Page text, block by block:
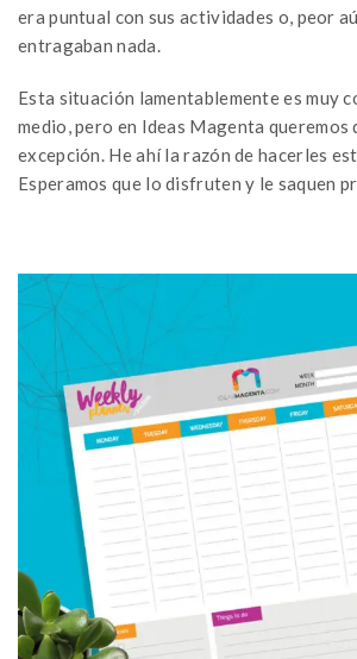
era puntual con sus actividades o, peor
entragaban nada.
Esta situación lamentablemente es muy
medio, pero en Ideas Magenta queremos
excepción. He ahí la razón de hacerles
Esperamos que lo disfruten y le saquen